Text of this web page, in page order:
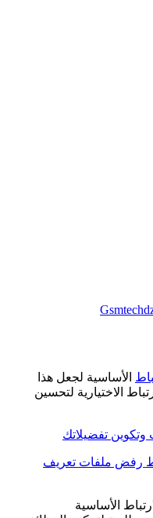
الأساسية لجعل هذا
الاختيارية لتحسين
وتكوين تفضيلاتك
رفض ملفات تعريف
الأساسية